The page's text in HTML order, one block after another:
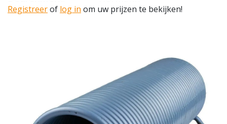
Registreerof log in om uw prijzen te bekijken!